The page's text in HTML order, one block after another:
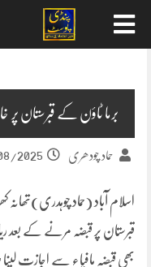
برما ٹاؤن کے قبرستان پر
حماد چودھری 2025
اسلام آباد (حماد چوہدری)تھانہ
قبرستان پر قبضہ مرنے کے